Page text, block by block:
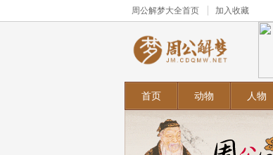
周公解梦大全首页 加入收藏
首页 动物 人物